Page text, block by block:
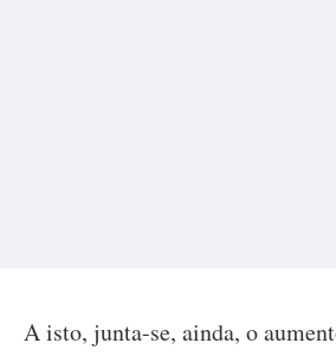
A isto, junta-se, ainda, o